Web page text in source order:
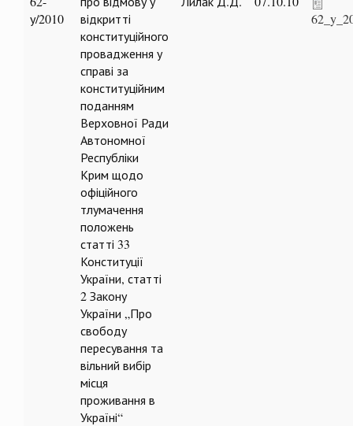
у/2010
відкритті
конституційного
провадження у
справі за
конституційним
поданням
Верховної Ради
Автономної
Республіки
Крим щодо
офіційного
тлумачення
положень
статті 33
Конституції
України, статті
2 Закону
України „Про
свободу
пересування та
вільний вибір
місця
проживання в
Україні“